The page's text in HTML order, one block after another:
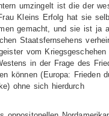
umzingelt ist die der
Kleins Erfolg hat sie
gemacht, und sie ist ja
Staatsfernsehens
vom
in der Frage des
können (Europa: Frieden
ohne sich hierdurch